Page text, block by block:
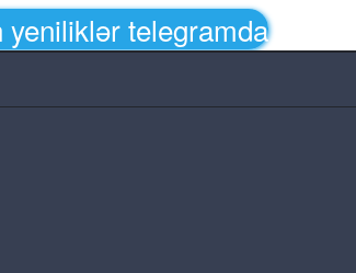
telegramda